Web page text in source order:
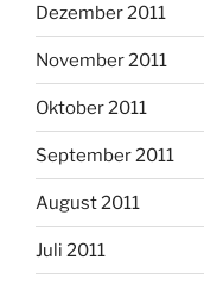
Dezember 2011
November 2011
Oktober 2011
September 2011
August 2011
Juli 2011